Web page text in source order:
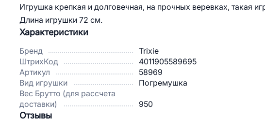
Игрушка крепкая и долговечная, на прочных веревках, такая
Длина игрушки 72 см.
Характеристики
Бренд
Trixie
ШтрихКод
4011905589695
Артикул
58969
Вид игрушки
Погремушка
Вес Брутто (для рассчета
доставки)
950
Отзывы